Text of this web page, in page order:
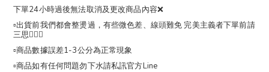
下單24小時過後無法取消及更改商品內容❌
▫️出貨前我們都會整燙過，有些微色差、線頭難免 完美主義者下單前請
三思🙇🏻‍♀️
▫️商品數據誤差1-3公分為正常現象
▫️商品如有任何問題勿下水請私訊官方Line